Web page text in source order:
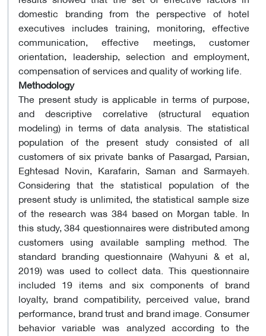
domestic branding from the perspective of hotel
executives includes training, monitoring, effective
communication, effective meetings, customer
orientation, leadership, selection and employment,
compensation of services and quality of working life.
Methodology
The present study is applicable in terms of purpose,
and descriptive correlative (structural equation
modeling) in terms of data analysis. The statistical
population of the present study consisted of all
customers of six private banks of Pasargad, Parsian,
Eghtesad Novin, Karafarin, Saman and Sarmayeh.
Considering that the statistical population of the
present study is unlimited, the statistical sample size
of the research was 384 based on Morgan table. In
this study, 384 questionnaires were distributed among
customers using available sampling method. The
standard branding questionnaire (Wahyuni ​​& et al,
2019) was used to collect data. This questionnaire
included 19 items and six components of brand
loyalty, brand compatibility, perceived value, brand
performance, brand trust and brand image. Consumer
behavior variable was analyzed according to the